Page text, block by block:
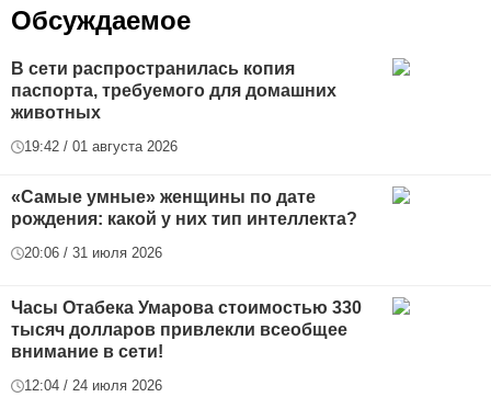
Обсуждаемое
В сети распространилась копия
паспорта, требуемого для домашних
животных
19:42 / 01 августа 2026
«Самые умные» женщины по дате
рождения: какой у них тип интеллекта?
20:06 / 31 июля 2026
Часы Отабека Умарова стоимостью 330
тысяч долларов привлекли всеобщее
внимание в сети!
12:04 / 24 июля 2026